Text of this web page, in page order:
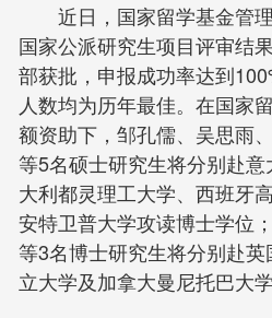
近日，国家留学基金管
国家公派研究生项目评审结
部获批，申报成功率达到
人数均为历年最佳。在国家
额资助下，邹孔儒、吴思雨
等5名硕士研究生将分别赴
大利都灵理工大学、西班牙
安特卫普大学攻读博士学位
等3名博士研究生将分别赴
立大学及加拿大曼尼托巴大